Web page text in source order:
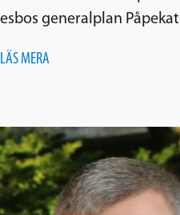
esbos generalplan
LÄS MERA